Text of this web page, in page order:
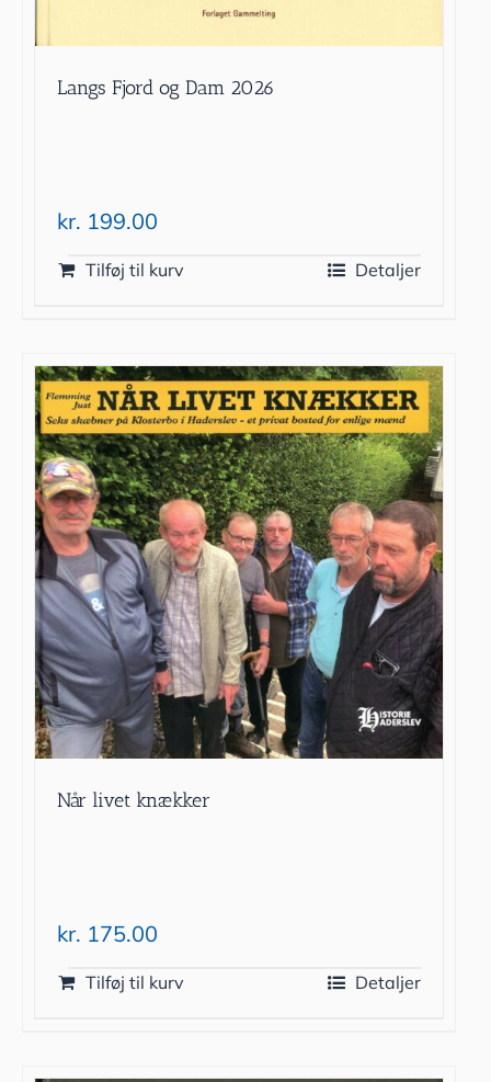
Langs Fjord og Dam 2026
kr. 199.00
Tilføj til kurv Detaljer
Når livet knækker
kr. 175.00
Tilføj til kurv Detaljer